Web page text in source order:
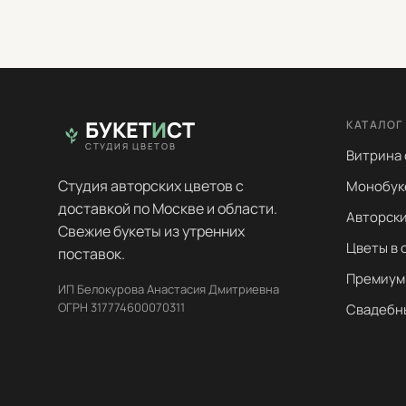
БУКЕТИСТ
СТУДИЯ ЦВЕТОВ
Студия авторских цветов с
доставкой по Москве и области.
Свежие букеты из утренних
поставок.
ИП Белокурова Анастасия Дмитриевна
ОГРН 317774600070311
КАТАЛОГ
Витрина
Цветы в
Премиум